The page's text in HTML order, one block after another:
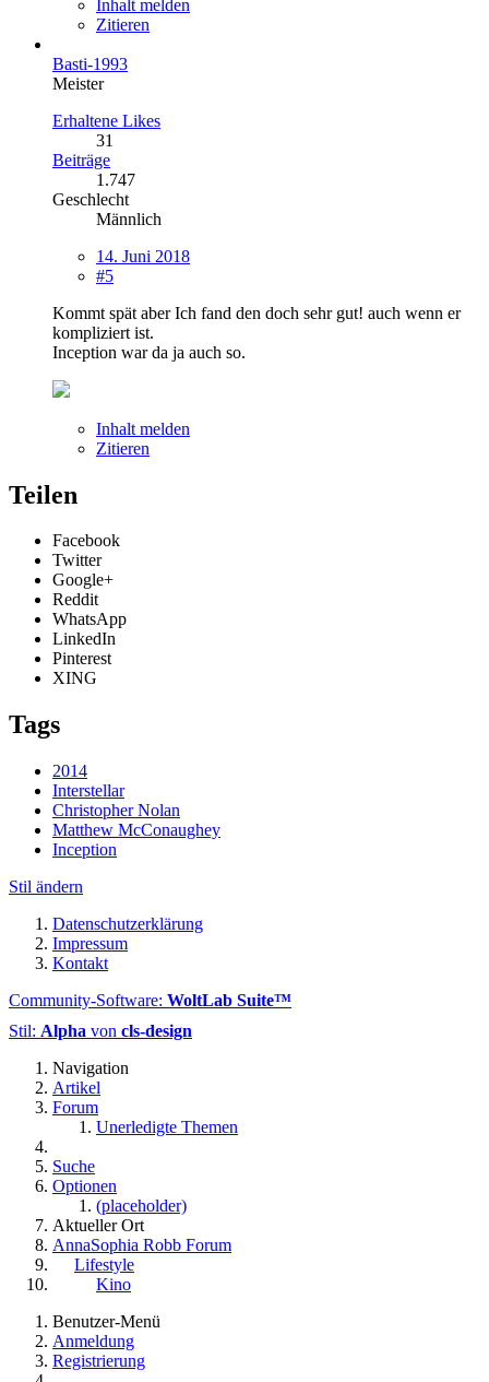
Inhalt melden
Zitieren
Basti-1993
Meister
Erhaltene Likes
31
Beiträge
1.747
Geschlecht
Männlich
14. Juni 2018
#5
Kommt spät aber Ich fand den doch sehr gut! auch wenn er
kompliziert ist.
Inception war da ja auch so.
Inhalt melden
Zitieren
Teilen
Facebook
Twitter
Google+
Reddit
WhatsApp
LinkedIn
Pinterest
XING
Tags
2014
Interstellar
Christopher Nolan
Matthew McConaughey
Inception
Stil ändern
Datenschutzerklärung
Impressum
Kontakt
Community-Software: WoltLab Suite™
Stil: Alpha von cls-design
Navigation
Artikel
Forum
Unerledigte Themen
Suche
Optionen
(placeholder)
Aktueller Ort
AnnaSophia Robb Forum
Lifestyle
Kino
Benutzer-Menü
Anmeldung
Registrierung